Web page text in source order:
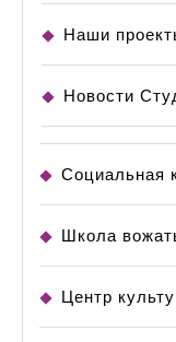
Наши
Новости
Социальная
Школа
Центр